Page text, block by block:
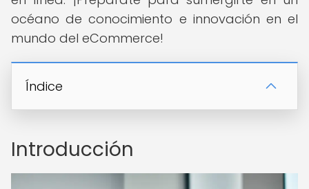
océano de conocimiento e innovación en el
mundo del eCommerce!
Índice
Introducción